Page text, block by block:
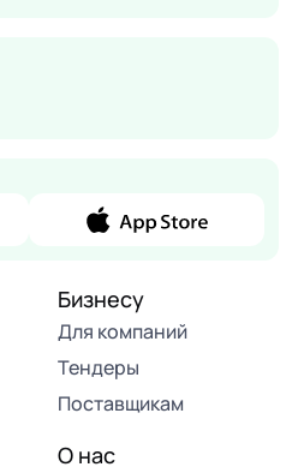
Бизнесу
Для компаний
Тендеры
Поставщикам
О нас